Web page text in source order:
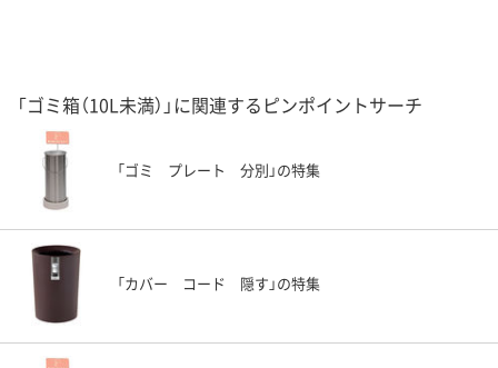
「ゴミ箱（10L未満）」に関連するピンポイントサーチ
「ゴミ プレート 分別」の特集
「カバー コード 隠す」の特集